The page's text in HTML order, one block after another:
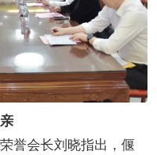
誉会长刘晓指出，偃